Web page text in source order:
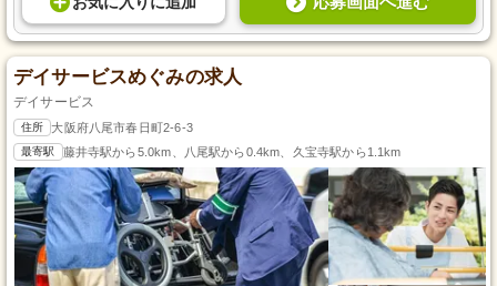
デイサービスめぐみの求人
デイサービス
住所 大阪府八尾市春日町2-6-3
最寄駅 藤井寺駅から5.0km、八尾駅から0.4km、久宝寺駅から1.1km